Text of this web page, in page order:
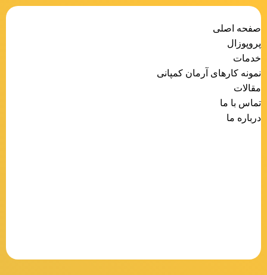
صفحه اصلی
پروپوزال
خدمات
نمونه کارهای آرمان کمپانی
مقالات
تماس با ما
درباره ما